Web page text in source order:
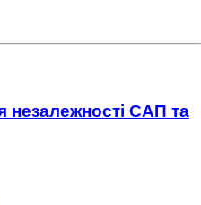
незалежності САП та